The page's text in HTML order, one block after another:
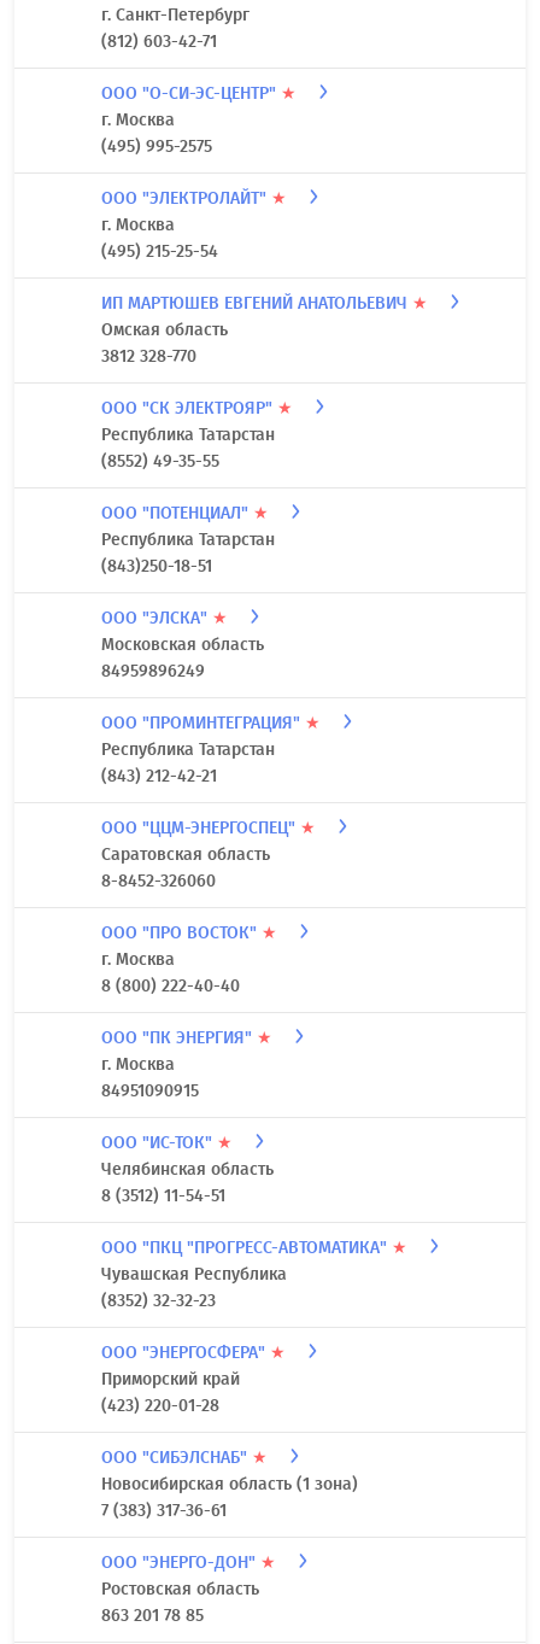
г. Санкт-Петербург
(812) 603-42-71
ООО "О-СИ-ЭС-ЦЕНТР" ★
г. Москва
(495) 995-2575
ООО "ЭЛЕКТРОЛАЙТ" ★
г. Москва
(495) 215-25-54
ИП МАРТЮШЕВ ЕВГЕНИЙ АНАТОЛЬЕВИЧ ★
Омская область
3812 328-770
ООО "СК ЭЛЕКТРОЯР" ★
Республика Татарстан
(8552) 49-35-55
ООО "ПОТЕНЦИАЛ" ★
Республика Татарстан
(843)250-18-51
ООО "ЭЛСКА" ★
Московская область
84959896249
ООО "ПРОМИНТЕГРАЦИЯ" ★
Республика Татарстан
(843) 212-42-21
ООО "ЦЦМ-ЭНЕРГОСПЕЦ" ★
Саратовская область
8-8452-326060
ООО "ПРО ВОСТОК" ★
г. Москва
8 (800) 222-40-40
ООО "ПК ЭНЕРГИЯ" ★
г. Москва
84951090915
ООО "ИС-ТОК" ★
Челябинская область
8 (3512) 11-54-51
ООО "ПКЦ "ПРОГРЕСС-АВТОМАТИКА" ★
Чувашская Республика
(8352) 32-32-23
ООО "ЭНЕРГОСФЕРА" ★
Приморский край
(423) 220-01-28
ООО "СИБЭЛСНАБ" ★
Новосибирская область (1 зона)
7 (383) 317-36-61
ООО "ЭНЕРГО-ДОН" ★
Ростовская область
863 201 78 85